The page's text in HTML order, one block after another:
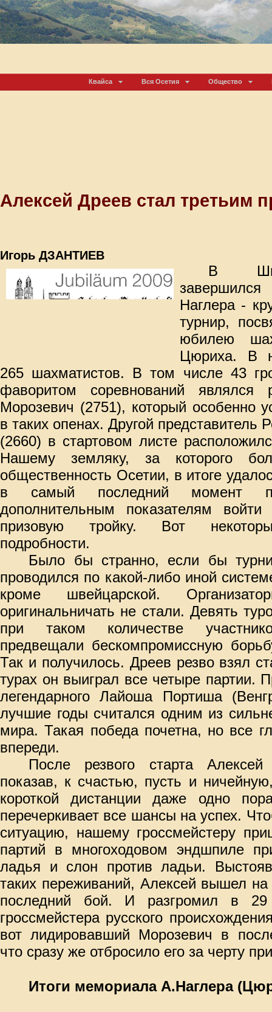
Квайса Вся Осетия Общество
Алексей Дреев стал третьим
Игорь ДЗАНТИЕВ
В
Наглера -
турнир,
юбилею
Цюриха. В
265 шахматистов. В том числе 43
фаворитом соревнований являлся
Морозевич (2751), который особенно
в таких опенах. Другой представитель
(2660) в стартовом листе
Нашему земляку, за которого
общественность Осетии, в итоге
в самый последний момент
дополнительным показателям войти
призовую тройку. Вот
подробности.
Было бы странно, если бы
проводился по какой-либо иной
кроме швейцарской.
оригинальничать не стали. Девять
при таком количестве
предвещали бескомпромиссную
Так и получилось. Дреев резво взял
турах он выиграл все четыре партии.
легендарного Лайоша Портиша
лучшие годы считался одним из
мира. Такая победа почетна, но все
впереди.
После резвого старта
показав, к счастью, пусть и
короткой дистанции даже одно
перечеркивает все шансы на успех.
ситуацию, нашему гроссмейстеру
партий в многоходовом эндшпиле
ладья и слон против ладьи.
таких переживаний, Алексей вышел на
последний бой. И разгромил в 29
гроссмейстера русского
вот лидировавший Морозевич в
что сразу же отбросило его за черту
Итоги мемориала А.Наглера